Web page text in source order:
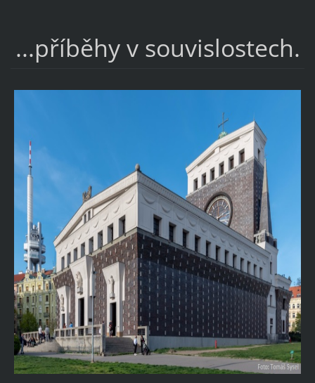
...příběhy v souvislostech.